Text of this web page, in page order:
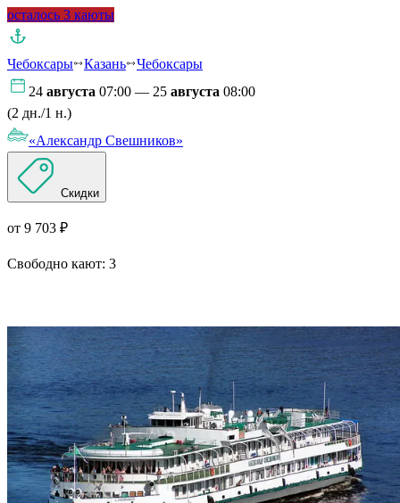
осталось 3 каюты
Чебоксары Казань
Чебоксары
24 августа 07:00 — 25 августа 08:00
(2 дн./1 н.)
«Александр Свешников»
Скидки
от 9 703 ₽
Свободно кают: 3